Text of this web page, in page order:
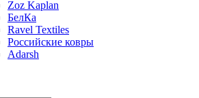
Zoz Kaplan
БелКа
Ravel Textiles
Российские ковры
Adarsh